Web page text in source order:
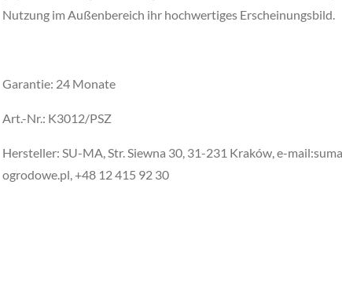
Nutzung im Außenbereich ihr hochwertiges Erscheinungsbild.
Garantie: 24 Monate
Art.-Nr.: K3012/PSZ
Hersteller: SU-MA, Str. Siewna 30, 31-231 Kraków, e-
ogrodowe.pl, +48 12 415 92 30